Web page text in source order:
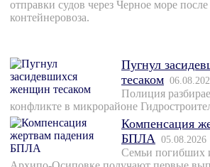
отправки судов через Черное море
контейнеровоза.
Пугнул
тесаком
Полиция
конфликте в микрорайоне
Компенсация
БПЛА 05.08.2026
Семьи погибших